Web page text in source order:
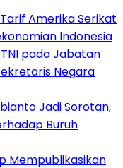
Amerika Serikat
Indonesia
pada Jabatan
Negara
Jadi Sorotan,
Buruh
Mempublikasikan